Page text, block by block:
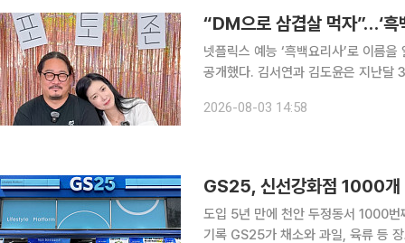
“DM으로 삼겹살 먹자”…‘흑
넷플릭스 예능 ‘흑백요리사’로 이름
공개했다. 김서연과 김도윤은 지난달 30일 스튜디오슬램 공식 유튜브 채널에 공개된 웹예능 ‘사얼
송에서 “4년 정도 만난 남자친구가
2026-08-03 14:58
GS25, 신선강화점 1000개
도입 5년 만에 천안 두정동서 1000번
기록 GS25가 채소와 과일, 육류 등 장보기 상품을 확대한 신선강화형 매장 1000호점을 열었다.